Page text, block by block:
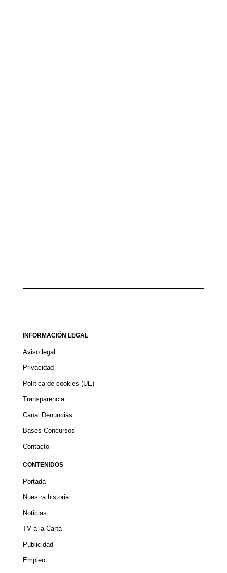
INFORMACIÓN LEGAL
Aviso legal
Privacidad
Política de cookies (UE)
Transparencia
Canal Denuncias
Bases Concursos
Contacto
CONTENIDOS
Portada
Nuestra historia
Noticias
TV a la Carta
Publicidad
Empleo